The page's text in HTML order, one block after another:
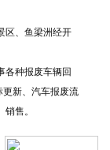
区、鱼梁洲经开
各种报废车辆回
新、汽车报废流
售。